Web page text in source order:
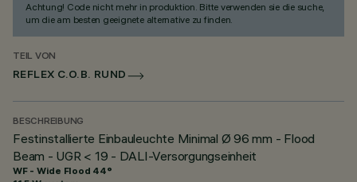
Achtung! Code nicht mehr in produktion. Bitte verwenden sie die suche,
um die am besten geeignete alternative zu finden.
TEIL VON
REFLEX C.O.B. RUND
BESCHREIBUNG
Festinstallierte Einbauleuchte Minimal Ø 96 mm - Flood
Beam - UGR < 19 - DALI-Versorgungseinheit
WF - Wide Flood 44°